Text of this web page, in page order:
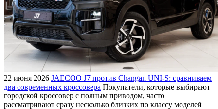
22 июня 2026 JAECOO J7 против Changan UNI-S: сравниваем
два современных кроссовера Покупатели, которые выбирают
городской кроссовер с полным приводом, часто
рассматривают сразу несколько близких по классу моделей